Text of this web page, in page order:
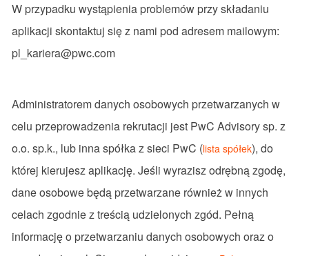
W przypadku wystąpienia problemów przy składaniu
aplikacji skontaktuj się z nami pod adresem mailowym:
pl_kariera@pwc.com
Administratorem danych osobowych przetwarzanych w
celu przeprowadzenia rekrutacji jest PwC Advisory sp. z
o.o. sp.k., lub inna spółka z sieci PwC (lista spółek), do
której kierujesz aplikację. Jeśli wyrazisz odrębną zgodę,
dane osobowe będą przetwarzane również w innych
celach zgodnie z treścią udzielonych zgód. Pełną
informację o przetwarzaniu danych osobowych oraz o